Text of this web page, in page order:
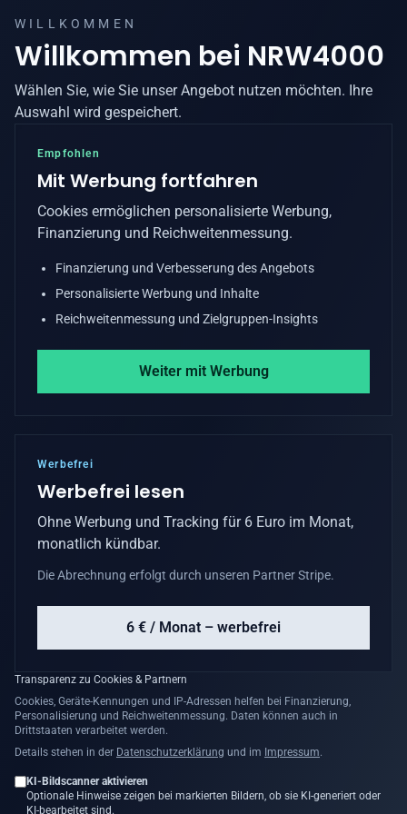
WILLKOMMEN
Willkommen bei NRW4000
Wählen Sie, wie Sie unser Angebot nutzen möchten. Ihre
Auswahl wird gespeichert.
Empfohlen
Mit Werbung fortfahren
Cookies ermöglichen personalisierte Werbung,
Finanzierung und Reichweitenmessung.
Finanzierung und Verbesserung des Angebots
Personalisierte Werbung und Inhalte
Reichweitenmessung und Zielgruppen-Insights
Weiter mit Werbung
Werbefrei
Werbefrei lesen
Ohne Werbung und Tracking für 6 Euro im Monat,
monatlich kündbar.
Die Abrechnung erfolgt durch unseren Partner Stripe.
6 € / Monat – werbefrei
Transparenz zu Cookies & Partnern
Cookies, Geräte-Kennungen und IP-Adressen helfen bei Finanzierung,
Personalisierung und Reichweitenmessung. Daten können auch in
Drittstaaten verarbeitet werden.
Details stehen in der Datenschutzerklärung und im Impressum.
KI-Bildscanner aktivieren
Optionale Hinweise zeigen bei markierten Bildern, ob sie KI-generiert oder
KI-bearbeitet sind.